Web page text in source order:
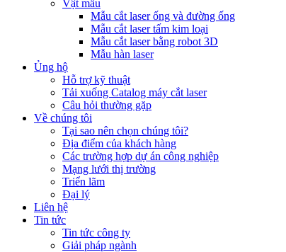
Vật mẫu
Mẫu cắt laser ống và đường ống
Mẫu cắt laser tấm kim loại
Mẫu cắt laser bằng robot 3D
Mẫu hàn laser
Ủng hộ
Hỗ trợ kỹ thuật
Tải xuống Catalog máy cắt laser
Câu hỏi thường gặp
Về chúng tôi
Tại sao nên chọn chúng tôi?
Địa điểm của khách hàng
Các trường hợp dự án công nghiệp
Mạng lưới thị trường
Triển lãm
Đại lý
Liên hệ
Tin tức
Tin tức công ty
Giải pháp ngành